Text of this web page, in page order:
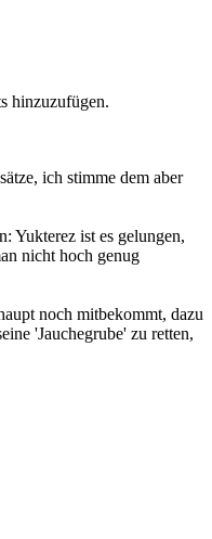
hinzuzufügen.
ich stimme dem aber
Yukterez ist es gelungen,
nicht hoch genug
noch mitbekommt, dazu
'Jauchegrube' zu retten,